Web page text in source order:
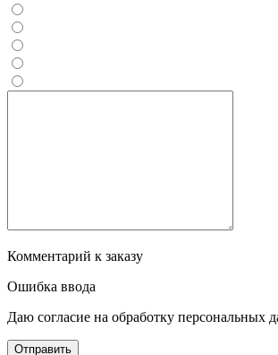
Комментарий к заказу
Ошибка ввода
Даю согласие на обработку персональных